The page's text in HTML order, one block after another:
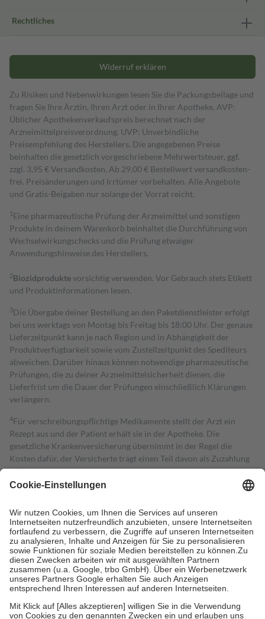
Rechtliches
Widerruf erklären
Zu Risiken und Nebenwirkungen lesen Sie die Packungsbeilage und
fragen Sie Ihre Ärztin, Ihren Arzt oder in Ihrer Apotheke. AVP:
Üblicher Apothekenverkaufspreis berechnet nach der
Arzneimittelpreisverordnung. UVP: Unverbindliche
Preisempfehlung des Herstellers. Die angegebenen Preise
beinhalten die gesetzlich vorgeschriebene Mehrwertsteuer, ggf.
zzgl. 3,95 € Versandkosten. Ab 29,00 € Bestell­wert versand­kosten­
frei. Preisänderungen und Irrtümer vorbehalten. Alle Angebote
und Gratis-Beigaben nur solange der Vorrat reicht.
1 Eine pharmazeutische Prüfung der Arzneimittel und sonstigen
Produkte in deinem Warenkorb beinhaltet die Durchführung von
Wechselwirkungschecks und die Prüfung etwaiger
Anwendungshinweise des Herstellers.
2Biozidproduktevorsichtig verwenden. Vor Gebrauch stets Etikett
und Produktinformationen lesen.
3Die Übergabe deiner Bestellung an den Paketdienstleister erfolgt
bei uns werktags von Montag bis Freitag bis 18:00 Uhr. Der genaue
Lieferzeitpunkt kann je nach Region und in Abhängigkeit der
Produktverfügbarkeit sowie vom Zustellzeitpunkt des Spediteurs
abweichen. Darüber hinaus können notwendige pharmazeutische
Prüfungen, die zu deiner Arzneimittelsicherheit dienen, die
Lieferfrist um die Dauer der Prüfungen einschließlich Klärungen
verlängern.
4Für verschreibungspflichtige Medikamente stellt der Arzt ein
Rezept aus und der Patient erhält sie in der Apotheke. Die
gesetzliche Krankenversicherung übernimmt in der Regel die
Kosten dafür, der Versicherte trägt einen Teil davon als Zuzahlung
mit.
Grundsätzlich leisten Mitglieder Zuzahlungen in Höhe von zehn
höchstens zehn Euro.
Es sind jedoch nie mehr als die tatsächlichen
Kosten der Leistung zu entrichten.
Diese Regeln gelten grundsätzlich auch für Online-Apotheken.
Bei Heilmitteln und häuslicher Krankenpflege beträgt die
Zuzahlung zehn Prozent der Kosten sowie zehn Euro je
Verordnung.
Um das Engagement der Versicherten für ihre eigene Gesundheit zu
stärken und die besondere Stellung der Familie zu unterstützen,
fallenkeine Zuzahlungenan bei: